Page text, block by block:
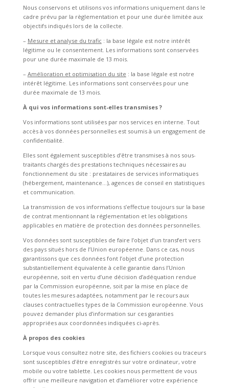
Nous conservons et utilisons vos informations uniquement dans le
cadre prévu par la règlementation et pour une durée limitée aux
objectifs indiqués lors de la collecte.
– Mesure et analyse du trafic: la base légale est notre intérêt
légitime ou le consentement. Les informations sont conservées
pour une durée maximale de 13 mois.
– Amélioration et optimisation du site : la base légale est notre
intérêt légitime. Les informations sont conservées pour une
durée maximale de 13 mois.
À qui vos informations sont-elles transmises ?
Vos informations sont utilisées par nos services en interne. Tout
accès à vos données personnelles est soumis à un engagement de
confidentialité.
Elles sont également susceptibles d’être transmises à nos sous-
traitants chargés des prestations techniques nécessaires au
fonctionnement du site : prestataires de services informatiques
(hébergement, maintenance…), agences de conseil en statistiques
et communication.
La transmission de vos informations s’effectue toujours sur la base
de contrat mentionnant la réglementation et les obligations
applicables en matière de protection des données personnelles.
Vos données sont susceptibles de faire l’objet d’un transfert vers
des pays situés hors de l’Union européenne. Dans ce cas, nous
garantissons que ces données font l’objet d’une protection
substantiellement équivalente à celle garantie dans l’Union
européenne, soit en vertu d’une décision d’adéquation rendue
par la Commission européenne, soit par la mise en place de
toutes les mesures adaptées, notamment par le recours aux
clauses contractuelles types de la Commission européenne. Vous
pouvez demander plus d’information sur ces garanties
appropriées aux coordonnées indiquées ci-après.
À propos des cookies
Lorsque vous consultez notre site, des fichiers cookies ou traceurs
sont susceptibles d’être enregistrés sur votre ordinateur, votre
mobile ou votre tablette. Les cookies nous permettent de vous
offrir une meilleure navigation et d’améliorer votre expérience